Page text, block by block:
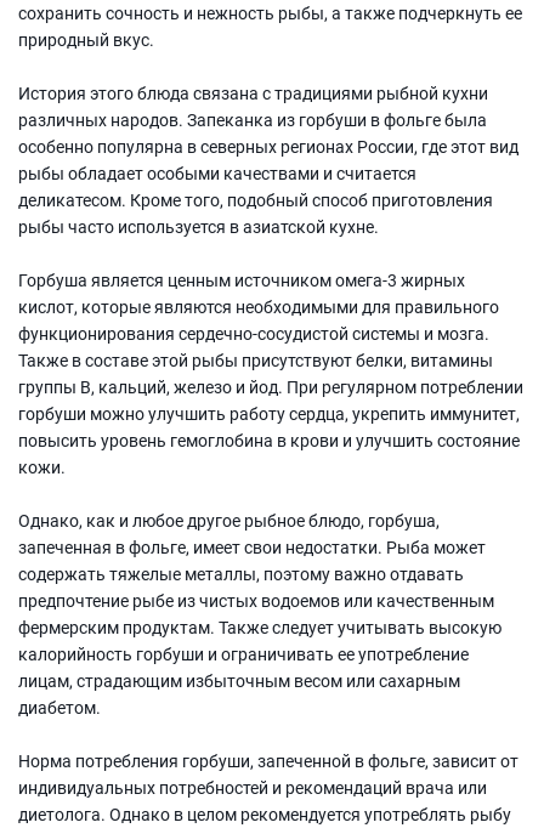
сохранить сочность и нежность рыбы, а также подчеркнуть ее
природный вкус.
История этого блюда связана с традициями рыбной кухни
различных народов. Запеканка из горбуши в фольге была
особенно популярна в северных регионах России, где этот вид
рыбы обладает особыми качествами и считается
деликатесом. Кроме того, подобный способ приготовления
рыбы часто используется в азиатской кухне.
Горбуша является ценным источником омега-3 жирных
кислот, которые являются необходимыми для правильного
функционирования сердечно-сосудистой системы и мозга.
Также в составе этой рыбы присутствуют белки, витамины
группы В, кальций, железо и йод. При регулярном потреблении
горбуши можно улучшить работу сердца, укрепить иммунитет,
повысить уровень гемоглобина в крови и улучшить состояние
кожи.
Однако, как и любое другое рыбное блюдо, горбуша,
запеченная в фольге, имеет свои недостатки. Рыба может
содержать тяжелые металлы, поэтому важно отдавать
предпочтение рыбе из чистых водоемов или качественным
фермерским продуктам. Также следует учитывать высокую
калорийность горбуши и ограничивать ее употребление
лицам, страдающим избыточным весом или сахарным
диабетом.
Норма потребления горбуши, запеченной в фольге, зависит от
индивидуальных потребностей и рекомендаций врача или
диетолога. Однако в целом рекомендуется употреблять рыбу